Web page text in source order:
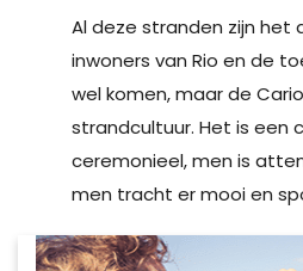
Al deze stranden zijn het
inwoners van Rio en de
wel komen, maar de
strandcultuur. Het is een
ceremonieel, men is
men tracht er mooi en